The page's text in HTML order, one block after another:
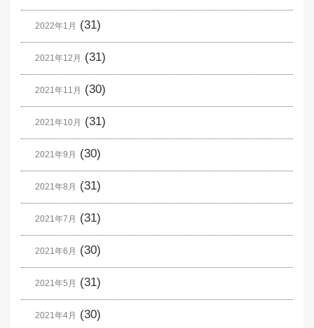
2022年1月 (31)
2021年12月 (31)
2021年11月 (30)
2021年10月 (31)
2021年9月 (30)
2021年8月 (31)
2021年7月 (31)
2021年6月 (30)
2021年5月 (31)
2021年4月 (30)